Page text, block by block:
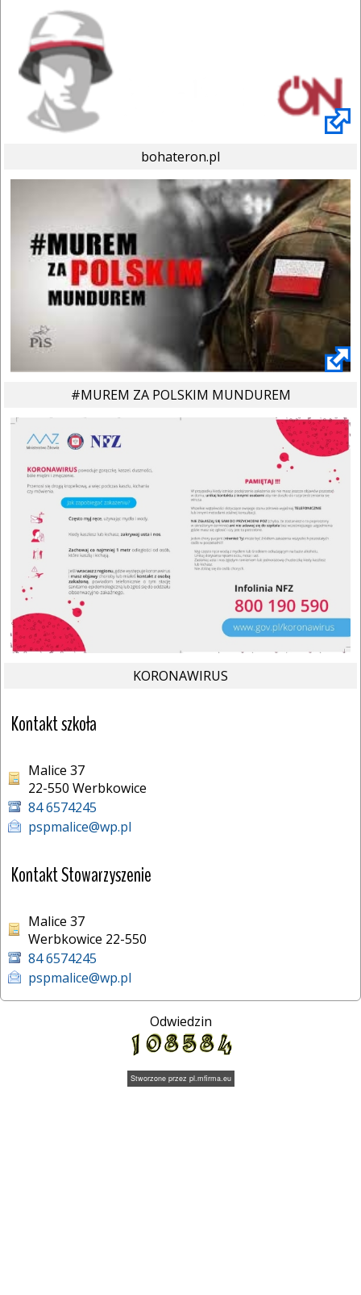
bohateron.pl
#MUREM ZA POLSKIM MUNDUREM
KORONAWIRUS
Kontakt szkoła
Malice 37
22-550 Werbkowice
84 6574245
pspmalice@wp.pl
Kontakt Stowarzyszenie
Malice 37
Werbkowice 22-550
84 6574245
pspmalice@wp.pl
Odwiedzin
Stworzone przez pl.mfirma.eu